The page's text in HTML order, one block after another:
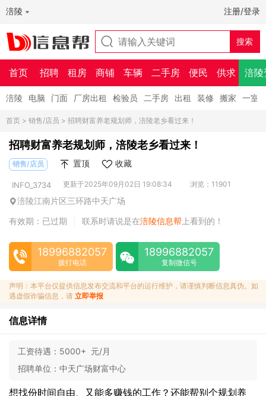
涪陵 注册/登录
首页 招聘 租房 商铺 车辆 二手房 便民 供求 涪陵
涪陵 电脑 门面 厂房出租 检验员 二手房 出租 装修 搬家 一室
首页 > 销售/店员 > 招聘财富养老规划师，涪陵老乡看过来！
招聘财富养老规划师，涪陵老乡看过来！
销售/店员 置顶 收藏
INFO_3734 更新于2025年09月02日 19:08:34 浏览：11901
涪陵江南片区三环路中天广场
有效期：已过期
联系时请说是在涪陵信息帮 上看到的！
18996882057
拨打电话
18996882057
复制微信号
声明：本平台仅提供信息发布交流和平台的运行维护，请谨慎判断信息真伪。如
遇虚假诈骗信息，请 立即举报
信息详情
工资待遇： 5000+ 元/月
招聘单位： 中天广场财富中心
想找份时间自由、又能多赚钱的工作？还能帮别个规划养